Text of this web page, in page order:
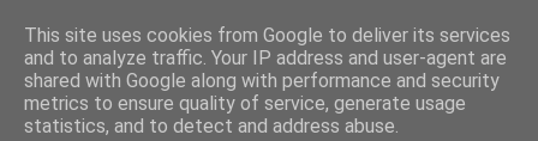
This site uses cookies from Google to deliver its services
and to analyze traffic. Your IP address and user-agent are
shared with Google along with performance and security
metrics to ensure quality of service, generate usage
statistics, and to detect and address abuse.